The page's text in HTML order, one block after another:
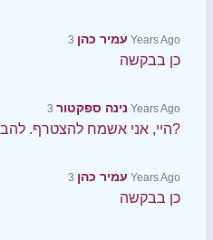
עמיר כהן 3 Years Ago
כן בבקשה
נינה ספקטור 3 Years Ago
היי, אני אשמח להצטרף. להביא מימיה?
עמיר כהן 3 Years Ago
כן בבקשה